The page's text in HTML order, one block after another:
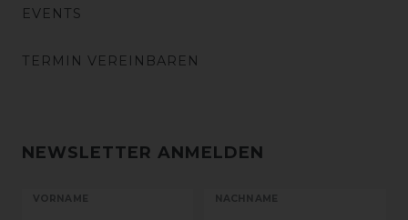
EVENTS
TERMIN VEREINBAREN
NEWSLETTER ANMELDEN
VORNAME NACHNAME